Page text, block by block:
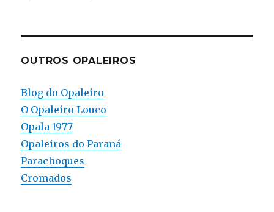
OUTROS OPALEIROS
Blog do Opaleiro
O Opaleiro Louco
Opala 1977
Opaleiros do Paraná
Parachoques
Cromados